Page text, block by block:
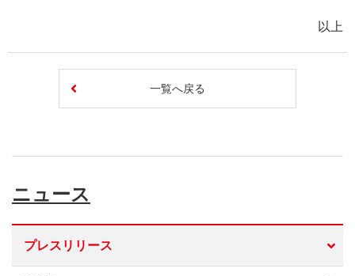
以上
一覧へ戻る
ニュース
プレスリリース